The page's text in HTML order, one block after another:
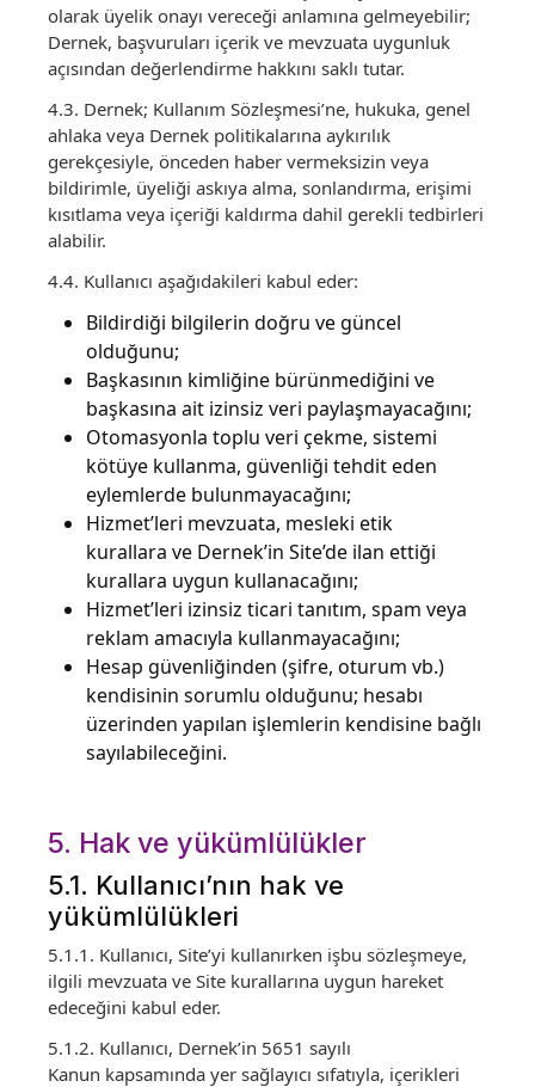
olarak üyelik onayı vereceği anlamına gelmeyebilir;
Dernek, başvuruları içerik ve mevzuata uygunluk
açısından değerlendirme hakkını saklı tutar.
4.3. Dernek; Kullanım Sözleşmesi’ne, hukuka, genel
ahlaka veya Dernek politikalarına aykırılık
gerekçesiyle, önceden haber vermeksizin veya
bildirimle, üyeliği askıya alma, sonlandırma, erişimi
kısıtlama veya içeriği kaldırma dahil gerekli tedbirleri
alabilir.
4.4. Kullanıcı aşağıdakileri kabul eder:
Bildirdiği bilgilerin doğru ve güncel
olduğunu;
Başkasının kimliğine bürünmediğini ve
başkasına ait izinsiz veri paylaşmayacağını;
Otomasyonla toplu veri çekme, sistemi
kötüye kullanma, güvenliği tehdit eden
eylemlerde bulunmayacağını;
Hizmet’leri mevzuata, mesleki etik
kurallara ve Dernek’in Site’de ilan ettiği
kurallara uygun kullanacağını;
Hizmet’leri izinsiz ticari tanıtım, spam veya
reklam amacıyla kullanmayacağını;
Hesap güvenliğinden (şifre, oturum vb.)
kendisinin sorumlu olduğunu; hesabı
üzerinden yapılan işlemlerin kendisine bağlı
sayılabileceğini.
5. Hak ve yükümlülükler
5.1. Kullanıcı’nın hak ve
yükümlülükleri
5.1.1. Kullanıcı, Site’yi kullanırken işbu sözleşmeye,
ilgili mevzuata ve Site kurallarına uygun hareket
edeceğini kabul eder.
5.1.2. Kullanıcı, Dernek’in 5651 sayılı
Kanun kapsamında yer sağlayıcı sıfatıyla, içerikleri